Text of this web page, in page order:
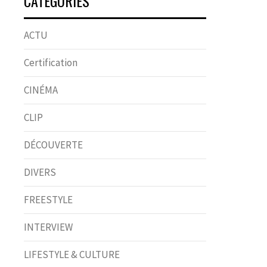
ACTU
Certification
CINÉMA
CLIP
DÉCOUVERTE
DIVERS
FREESTYLE
INTERVIEW
LIFESTYLE & CULTURE